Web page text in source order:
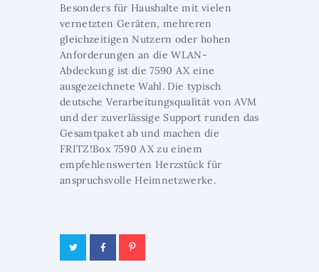
Besonders für Haushalte mit vielen
vernetzten Geräten, mehreren
gleichzeitigen Nutzern oder hohen
Anforderungen an die WLAN-
Abdeckung ist die 7590 AX eine
ausgezeichnete Wahl. Die typisch
deutsche Verarbeitungsqualität von AVM
und der zuverlässige Support runden das
Gesamtpaket ab und machen die
FRITZ!Box 7590 AX zu einem
empfehlenswerten Herzstück für
anspruchsvolle Heimnetzwerke.